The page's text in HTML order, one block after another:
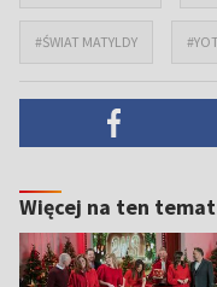
#ŚWIAT MATYLDY
Więcej na ten temat